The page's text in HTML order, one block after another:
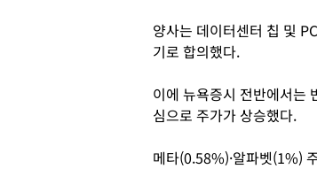
양사는 데이터센터 칩 및
기로 합의했다.
이에 뉴욕증시 전반에서는
심으로 주가가 상승했다.
메타(0.58%)·알파벳(1%)